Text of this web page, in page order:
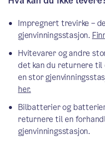
Impregnert trevirke –
gjenvinningsstasjon.
Hvitevarer og andre
det kan du returnere til
en stor
her.
Bilbatterier og
returnere til en
gjenvinningsstasjon.